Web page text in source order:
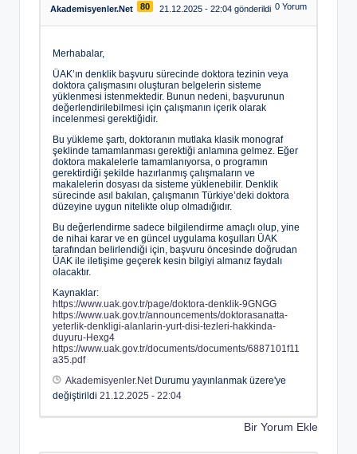
Akademisyenler.Net 80 21.12.2025 - 22:04 gönderildi 0 Yorum
Merhabalar,
ÜAK’ın denklik başvuru sürecinde doktora tezinin veya
doktora çalışmasını oluşturan belgelerin sisteme
yüklenmesi istenmektedir. Bunun nedeni, başvurunun
değerlendirilebilmesi için çalışmanın içerik olarak
incelenmesi gerektiğidir.
Bu yükleme şartı, doktoranın mutlaka klasik monograf
şeklinde tamamlanması gerektiği anlamına gelmez. Eğer
doktora makalelerle tamamlanıyorsa, o programın
gerektirdiği şekilde hazırlanmış çalışmaların ve
makalelerin dosyası da sisteme yüklenebilir. Denklik
sürecinde asıl bakılan, çalışmanın Türkiye’deki doktora
düzeyine uygun nitelikte olup olmadığıdır.
Bu değerlendirme sadece bilgilendirme amaçlı olup, yine
de nihai karar ve en güncel uygulama koşulları ÜAK
tarafından belirlendiği için, başvuru öncesinde doğrudan
ÜAK ile iletişime geçerek kesin bilgiyi almanız faydalı
olacaktır.
Kaynaklar:
https://www.uak.gov.tr/page/doktora-denklik-9GNGG
https://www.uak.gov.tr/announcements/doktorasanatta-
yeterlik-denkligi-alanlarin-yurt-disi-tezleri-hakkinda-
duyuru-Hexg4
https://www.uak.gov.tr/documents/documents/6887101f11
a35.pdf
Akademisyenler.NetDurumu yayınlanmak üzere'ye
değiştirildi 21.12.2025 - 22:04
Bir Yorum Ekle